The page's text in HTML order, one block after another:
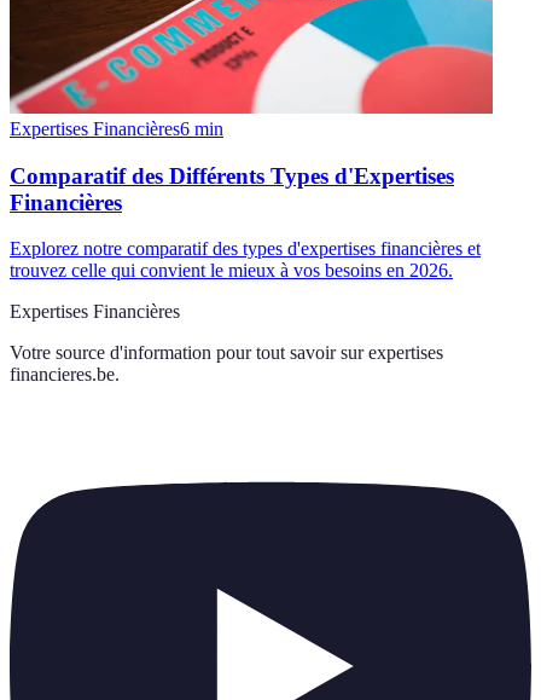
Expertises Financières6 min
Comparatif des Différents Types d'Expertises
Financières
Explorez notre comparatif des types d'expertises financières et
trouvez celle qui convient le mieux à vos besoins en 2026.
Expertises Financières
Votre source d'information pour tout savoir sur expertises
financieres.be.